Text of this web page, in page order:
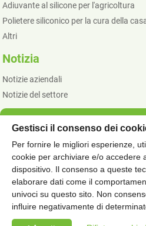
Adiuvante al silicone per l'agricoltura
Polietere siliconico per la cura della
Altri
Notizia
Notizie aziendali
Notizie del settore
© COPYRIGHT - 2010 - 2023:
PRODOTTI CALDI MAPPA
ADDITIVI PER INCHIOSTRI DA
ADDITIVI PER RIVESTIMENTI
ADDITIVI SILICONICI PER
AGENTE SILICONICO SILP
Gestisci il consenso dei
Per fornire le migliori esperienze,
cookie per archiviare e/o accedere
dispositivo. Il consenso a queste
elaborare dati come il
univoci su questo sito. Non
influire negativamente di